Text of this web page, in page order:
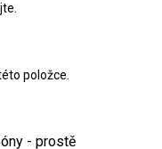
.
položce.
- prostě